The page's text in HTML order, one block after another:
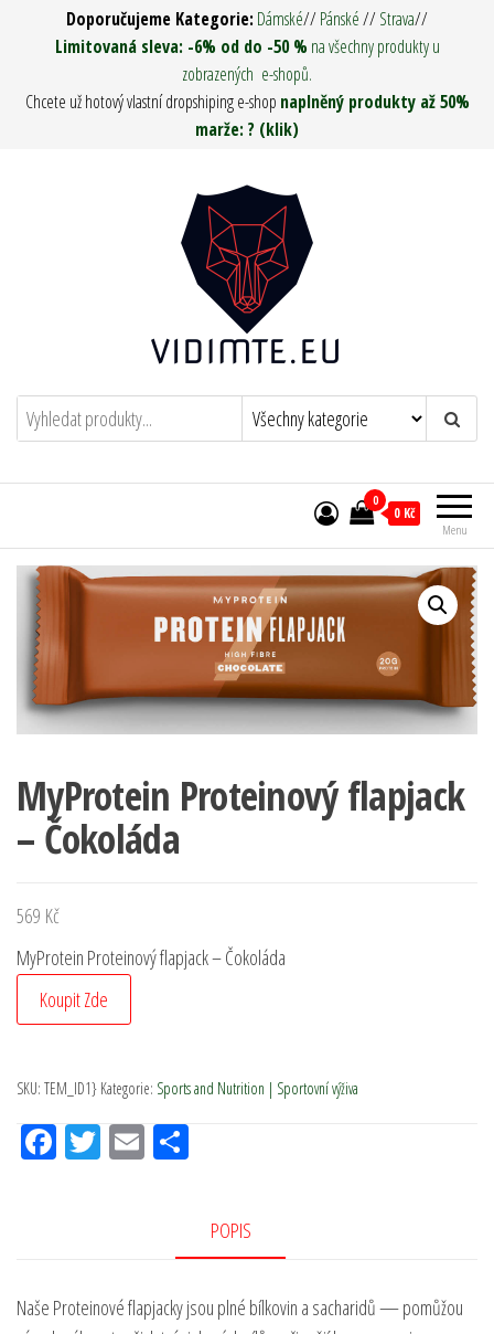
Doporučujeme Kategorie: Dámské//Pánské//Strava//
Limitovaná sleva: -6% od do -50 % na všechny produkty u
zobrazených e-shopů.
Chcete už hotový vlastní dropshiping e-shop naplněný produkty až 50%
marže: ? (klik)
Vidím tě ! – Army Man & Woman
Oděvy, Táboření, Military, Survival, Pro
muže i ženy
Menu
0
0 Kč
MyProtein Proteinový flapjack
– Čokoláda
569 Kč
MyProtein Proteinový flapjack – Čokoláda
Koupit Zde
SKU: TEM_ID1} Kategorie: Sports and Nutrition | Sportovní výživa
Fac Tw Em
POPIS
Naše Proteinové flapjacky jsou plné bílkovin a sacharidů — pomůžou